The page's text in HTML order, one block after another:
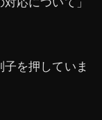
を押していま